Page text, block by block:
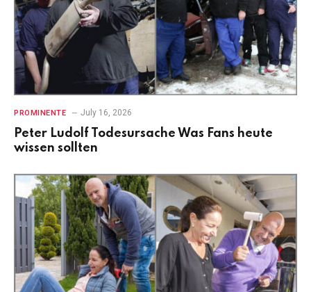
PROMINENTE July 16, 2026
Peter Ludolf Todesursache Was Fans heute
wissen sollten